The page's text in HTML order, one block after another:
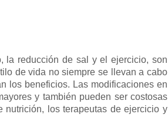
la reducción de sal y el ejercicio, son
de vida no siempre se llevan a cabo
los beneficios. Las modificaciones en
y también pueden ser costosas
nutrición, los terapeutas de ejercicio y